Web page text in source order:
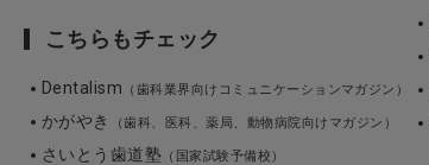
こちらもチェック
Dentalism （歯科業界向けコミュニケーションマガジン）
かがやき （歯科、医科、薬局、動物病院向けマガジン）
さいとう歯道塾 （国家試験予備校）